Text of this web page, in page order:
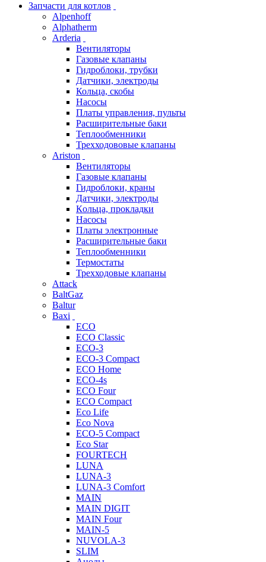
Запчасти для котлов
Alpenhoff
Alphatherm
Arderia
Вентиляторы
Газовые клапаны
Гидроблоки, трубки
Датчики, электроды
Кольца, скобы
Насосы
Платы управления, пульты
Расширительные баки
Теплообменники
Трехходововые клапаны
Ariston
Вентиляторы
Газовые клапаны
Гидроблоки, краны
Датчики, электроды
Кольца, прокладки
Насосы
Платы электронные
Расширительные баки
Теплообменники
Термостаты
Трехходовые клапаны
Attack
BaltGaz
Baltur
Baxi
ECO
ECO Classic
ECO-3
ECO-3 Compact
ECO Home
ECO-4s
ECO Four
ECO Compact
Eco Life
Eco Nova
ECO-5 Compact
Eco Star
FOURTECH
LUNA
LUNA-3
LUNA-3 Comfort
MAIN
MAIN DIGIT
MAIN Four
MAIN-5
NUVOLA-3
SLIM